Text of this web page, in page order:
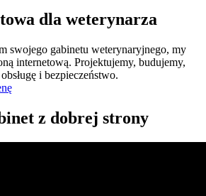
dla weterynarza
swojego gabinetu weterynaryjnego, my
internetową. Projektujemy, budujemy,
i bezpieczeństwo.
z dobrej strony